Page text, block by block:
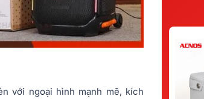
với ngoại hình mạnh mẽ, kích